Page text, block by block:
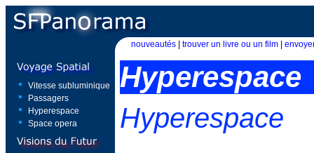
nouveautés trouver un livre ou un film
Vitesse subluminique
Passagers
Hyperespace
Space opera
Hyperespace
Hyperespace